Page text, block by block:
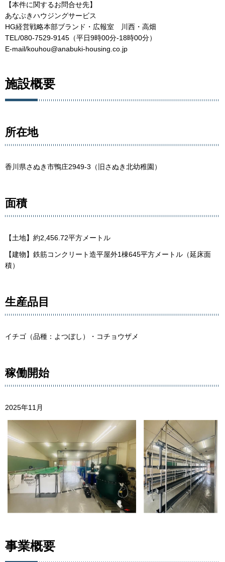
【本件に関するお問合せ先】
あなぶきハウジングサービス
HG経営戦略本部ブランド・広報室 川西・高畑
TEL/080-7529-9145（平日9時00分-18時00分）
E-mail/kouhou@anabuki-housing.co.jp
施設概要
所在地
香川県さぬき市鴨庄2949-3（旧さぬき北幼稚園）
面積
【土地】約2,456.72平方メートル
【建物】鉄筋コンクリート造平屋外1棟645平方メートル（延床面
積）
生産品目
イチゴ（品種：よつぼし）・コチョウザメ
稼働開始
2025年11月
事業概要